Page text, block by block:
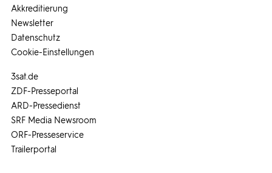
3sat.de
ZDF-Presseportal
ARD-Pressedienst
SRF Media Newsroom
ORF-Presseservice
Trailerportal
Akkreditierung
Newsletter
Datenschutz
Cookie-Einstellungen